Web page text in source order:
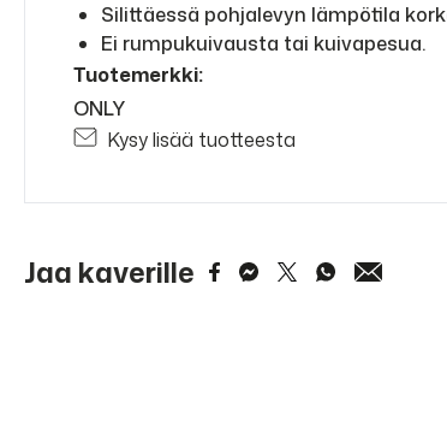
Silittäessä pohjalevyn lämpötila
Ei rumpukuivausta tai kuivapesua.
Tuotemerkki:
ONLY
Kysy lisää tuotteesta
Jaa kaverille